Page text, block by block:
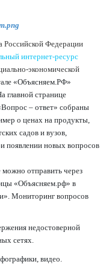
Российской Федерации
интернет-ресурс
экономической
«Объясняем.РФ»
главной странице
– ответ» собраны
о ценах на продукты,
садов и вузов,
появлении новых вопросов
отправить через
«Объясняем.рф» в
Мониторинг вопросов
недостоверной
сетях.
видео.